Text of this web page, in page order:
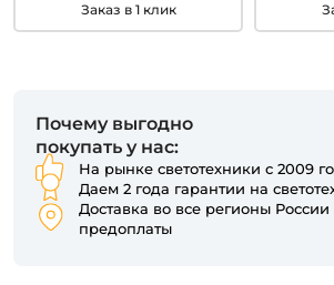
Заказ в 1 клик
Почему выгодно
покупать у нас:
На рынке светотехники с 2009
Даем 2 года гарантии на
Доставка во все регионы России
предоплаты